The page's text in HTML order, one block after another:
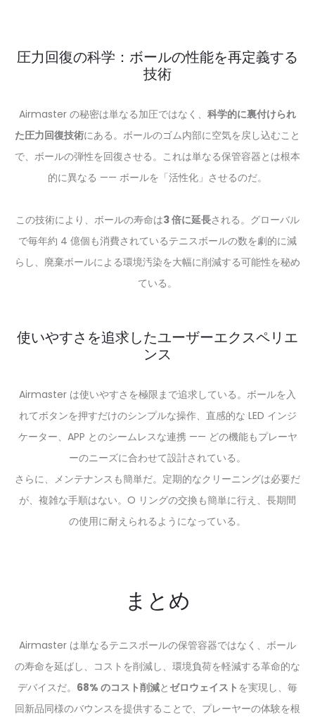
圧力回復の科学：ボールの性能を再定義する
技術
Airmaster の秘密は単なる加圧ではなく、 科学的に裏付けられ
た圧力回復技術にある。ボールのゴム内部に空気を戻し込むこと
で、ボールの弾性を回復させる。これは単なる保管容器とは根本
的に異なる —— ボールを「活性化」させるのだ。
この技術により、ボールの寿命は3 倍に延長される。グローバル
で毎年約 4 億個も消費されているテニスボールの数を劇的に減
らし、廃棄ボールによる環境汚染を大幅に削減する可能性を秘め
ている。
使いやすさを追求したユーザーエクスペリエ
ンス
Airmaster は使いやすさを極限まで追求している。ボールを入
れてボタンを押すだけのシンプルな操作、直感的な LED インジ
ケーター、APP とのシームレスな連携 —— どの機能もプレーヤ
ーのニーズに合わせて設計されている。
さらに、メンテナンスも簡単だ。定期的なクリーニングは必要だ
が、複雑な手順はない。O リングの交換も簡単に行え、長期間
の使用に耐えられるようになっている。
まとめ
Airmaster は単なるテニスボールの保管容器ではなく、ボール
の寿命を延ばし、コストを削減し、環境負荷を軽減する革命的な
デバイスだ。 68% のコスト削減とゼロウェイスト を実現し、毎
回新品同様のバウンスを提供することで、プレーヤーの体験を根